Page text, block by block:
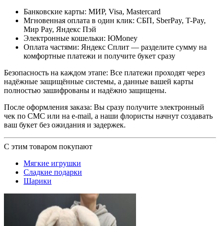
Банковские карты: МИР, Visa, Mastercard
Мгновенная оплата в один клик: СБП, SberPay, T-Pay,
Мир Pay, Яндекс Пэй
Электронные кошельки: ЮMoney
Оплата частями: Яндекс Сплит — разделите сумму на
комфортные платежи и получите букет сразу
Безопасность на каждом этапе: Все платежи проходят через
надёжные защищённые системы, а данные вашей карты
полностью зашифрованы и надёжно защищены.
После оформления заказа: Вы сразу получите электронный
чек по СМС или на e-mail, а наши флористы начнут создавать
ваш букет без ожидания и задержек.
С этим товаром покупают
Мягкие игрушки
Сладкие подарки
Шарики